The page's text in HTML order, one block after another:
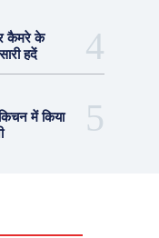
कैमरे के
हदें
में किया